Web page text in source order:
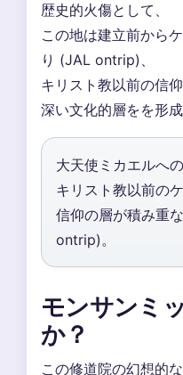
歴史的火傷として、
この地は建立前から
り (JAL ontrip)、
キリスト教以前の信
深い文化的層をを形成
大天使ミカエルへ
キリスト教以前の
信仰の層が積み重
ontrip)。
モンサンミ
か？
この修道院の幻想的な